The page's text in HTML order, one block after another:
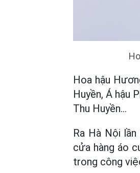
Hoa hậu
Huyền, Á hậu
Thu Huyền…
Ra Hà Nội
cửa hàng áo
trong công